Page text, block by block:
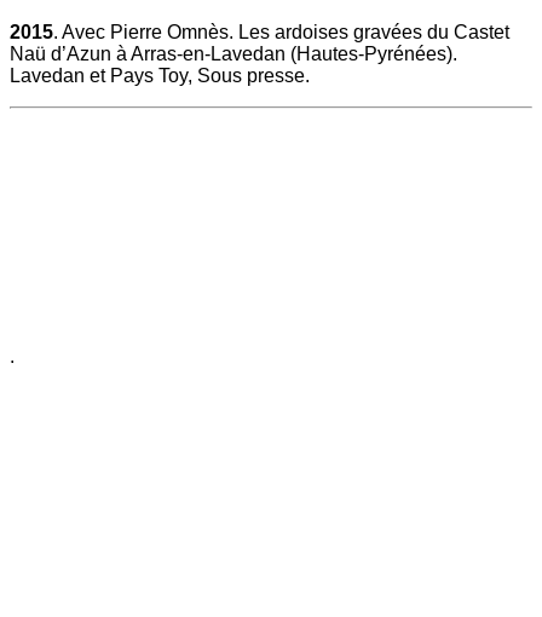
2015. Avec Pierre Omnès. Les ardoises gravées du Castet
Naü d’Azun à Arras-en-Lavedan (Hautes-Pyrénées).
Lavedan et Pays Toy, Sous presse.
.